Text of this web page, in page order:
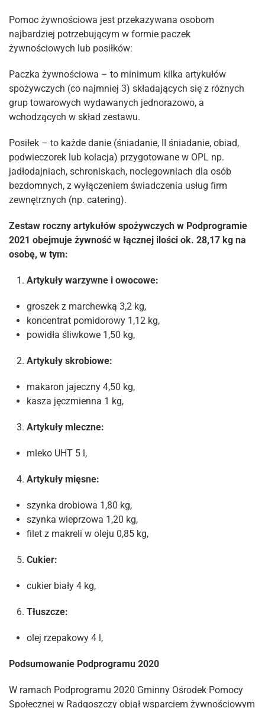
Pomoc żywnościowa jest przekazywana osobom
najbardziej potrzebującym w formie paczek
żywnościowych lub posiłków:
Paczka żywnościowa – to minimum kilka artykułów
spożywczych (co najmniej 3) składających się z różnych
grup towarowych wydawanych jednorazowo, a
wchodzących w skład zestawu.
Posiłek – to każde danie (śniadanie, II śniadanie, obiad,
podwieczorek lub kolacja) przygotowane w OPL np.
jadłodajniach, schroniskach, noclegowniach dla osób
bezdomnych, z wyłączeniem świadczenia usług firm
zewnętrznych (np. catering).
Zestaw roczny artykułów spożywczych w Podprogramie
2021 obejmuje żywność w łącznej ilości ok. 28,17 kg na
osobę, w tym:
Artykuły warzywne i owocowe:
groszek z marchewką 3,2 kg,
koncentrat pomidorowy 1,12 kg,
powidła śliwkowe 1,50 kg,
Artykuły skrobiowe:
makaron jajeczny 4,50 kg,
kasza jęczmienna 1 kg,
Artykuły mleczne:
mleko UHT 5 l,
Artykuły mięsne:
szynka drobiowa 1,80 kg,
szynka wieprzowa 1,20 kg,
filet z makreli w oleju 0,85 kg,
Cukier:
cukier biały 4 kg,
Tłuszcze:
olej rzepakowy 4 l,
Podsumowanie Podprogramu 2020
W ramach Podprogramu 2020 Gminny Ośrodek Pomocy
Społecznej w Radgoszczy objął wsparciem żywnościowym